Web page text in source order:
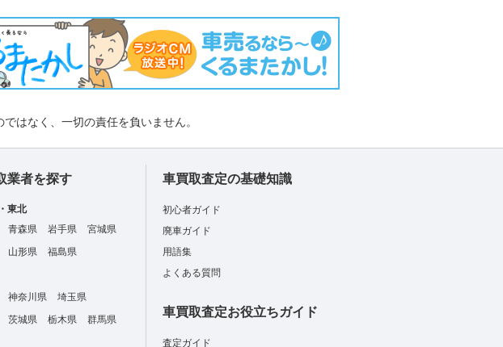
はなく、一切の責任を負いません。
業者を探す
東北
青森県 岩手県
宮城県
山形県 福島県
神奈川県
埼玉県
茨城県 栃木県
群馬県
車買取査定の基礎知識
初心者ガイド
廃車ガイド
用語集
よくある質問
車買取査定お役立ちガイド
査定ガイド